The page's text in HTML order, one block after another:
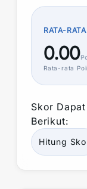
RATA-RATA
0.00
Rata-rata
Skor
Berikut:
Hitung